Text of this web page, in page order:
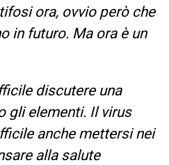
ora, ovvio però che
in futuro. Ma ora è un
discutere una
gli elementi. Il virus
anche mettersi nei
alla salute